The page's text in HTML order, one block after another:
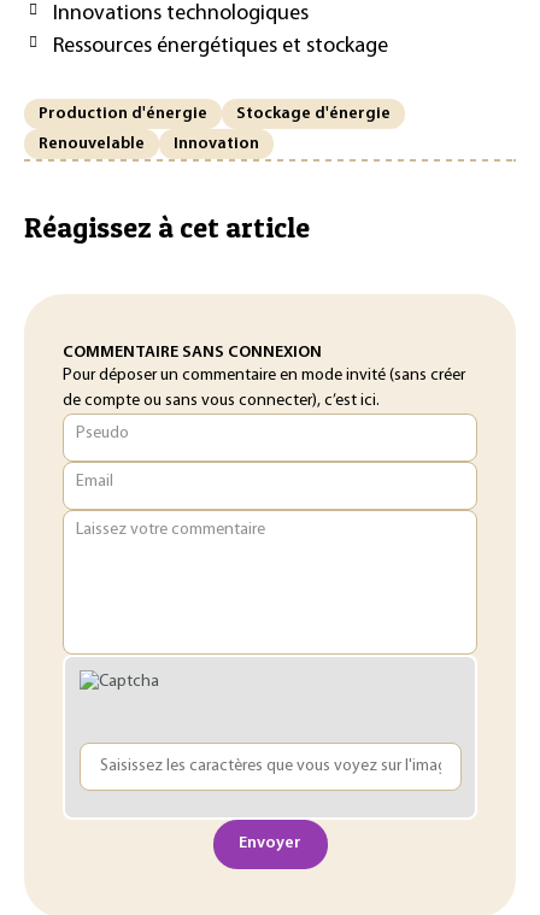
Innovations technologiques
Ressources énergétiques et stockage
Production d'énergie
Stockage d'énergie
Renouvelable
Innovation
Réagissez à cet article
COMMENTAIRE SANS CONNEXION
Pour déposer un commentaire en mode invité (sans créer
de compte ou sans vous connecter), c’est ici.
Pseudo
Email
Laissez votre commentaire
Envoyer